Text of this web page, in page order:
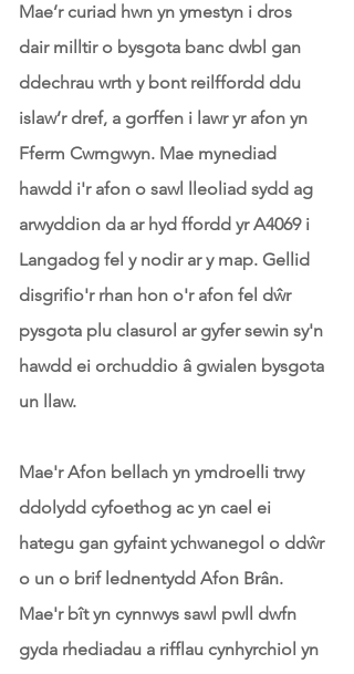
Mae’r curiad hwn yn ymestyn i dros
dair milltir o bysgota banc dwbl gan
ddechrau wrth y bont reilffordd ddu
islaw’r dref, a gorffen i lawr yr afon yn
Fferm Cwmgwyn. Mae mynediad
hawdd i'r afon o sawl lleoliad sydd ag
arwyddion da ar hyd ffordd yr A4069 i
Langadog fel y nodir ar y map. Gellid
disgrifio'r rhan hon o'r afon fel dŵr
pysgota plu clasurol ar gyfer sewin sy'n
hawdd ei orchuddio â gwialen bysgota
un llaw.
Mae'r Afon bellach yn ymdroelli trwy
ddolydd cyfoethog ac yn cael ei
hategu gan gyfaint ychwanegol o ddŵr
o un o brif lednentydd Afon Brân.
Mae'r bît yn cynnwys sawl pwll dwfn
gyda rhediadau a rifflau cynhyrchiol yn